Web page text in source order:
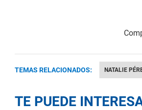
TEMAS RELACIONADOS: NATALIE
TE PUEDE